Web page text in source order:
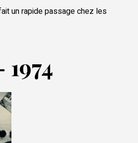
un rapide passage chez les
1974